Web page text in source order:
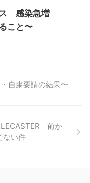
感染急増
こと〜
自粛要請の結果〜
前か
ない件